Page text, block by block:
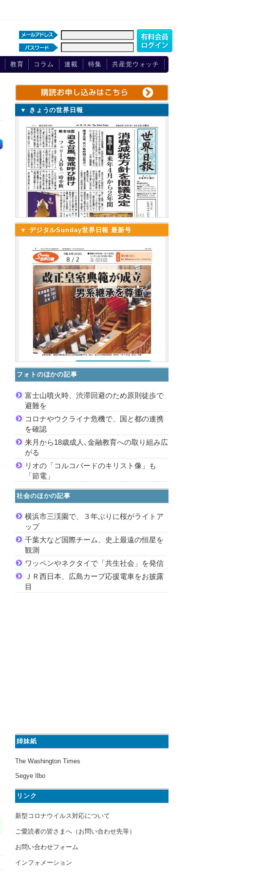
教育 コラム 連載 特集 共産党ウォッチ
▼ きょうの世界日報
▼ デジタルSunday世界日報 最新号
フォトのほかの記事
富士山噴火時、渋滞回避のため原則徒歩で
避難を
コロナやウクライナ危機で、国と都の連携
を確認
来月から18歳成人､金融教育への取り組み広
がる
リオの「コルコバードのキリスト像」も
「節電」
社会のほかの記事
横浜市三渓園で、３年ぶりに桜がライトア
ップ
千葉大など国際チーム、史上最遠の恒星を
観測
ワッペンやネクタイで「共生社会」を発信
ＪＲ西日本、広島カープ応援電車をお披露
目
姉妹紙
The Washington Times
Segye Ilbo
リンク
新型コロナウイルス対応について
ご愛読者の皆さまへ（お問い合わせ先等）
お問い合わせフォーム
インフォメーション